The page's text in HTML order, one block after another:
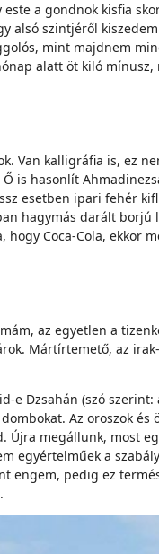
a gondnok kisfia
szintjéről
mint majdnem
alatt öt kiló
Van kalligráfia is,
is hasonlít
esetben ipari fehér
hagymás darált
Coca-Cola,
az egyetlen a
Mártírtemető, az
Dzsahán (szó
Az oroszok
megállunk, most
egyértelműek a
pedig ez